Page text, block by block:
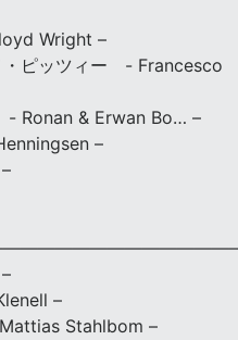
Wright –
・ピッツィー - Francesco
- Ronan & Erwan Bo… –
–
–
Stahlbom –